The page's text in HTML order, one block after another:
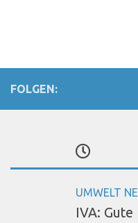
FOLGEN:
UMWELT
IVA: